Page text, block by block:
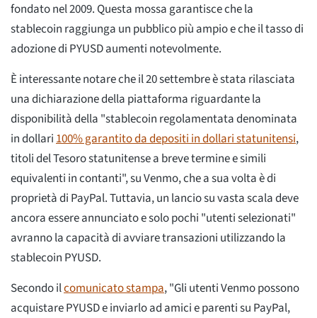
fondato nel 2009. Questa mossa garantisce che la
stablecoin raggiunga un pubblico più ampio e che il tasso di
adozione di PYUSD aumenti notevolmente.
È interessante notare che il 20 settembre è stata rilasciata
una dichiarazione della piattaforma riguardante la
disponibilità della "stablecoin regolamentata denominata
in dollari100% garantito da depositi in dollari statunitensi,
titoli del Tesoro statunitense a breve termine e simili
equivalenti in contanti", su Venmo, che a sua volta è di
proprietà di PayPal. Tuttavia, un lancio su vasta scala deve
ancora essere annunciato e solo pochi "utenti selezionati"
avranno la capacità di avviare transazioni utilizzando la
stablecoin PYUSD.
Secondo ilcomunicato stampa, "Gli utenti Venmo possono
acquistare PYUSD e inviarlo ad amici e parenti su PayPal,